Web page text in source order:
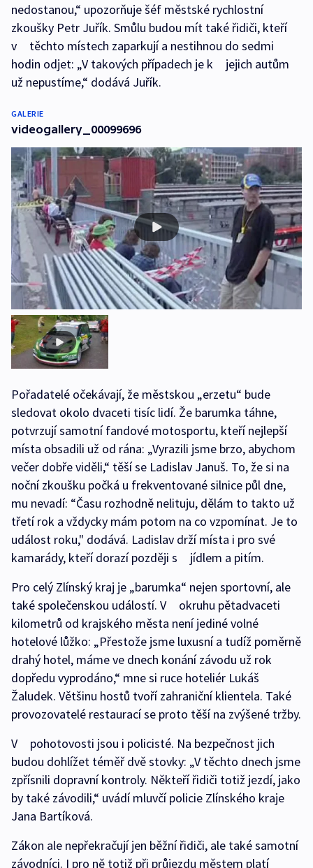
nedostanou,“ upozorňuje šéf městské rychlostní
zkoušky Petr Juřík. Smůlu budou mít také řidiči, kteří
v těchto místech zaparkují a nestihnou do sedmi
hodin odjet: „V takových případech je k jejich autům
už nepustíme,“ dodává Juřík.
GALERIE
videogallery_00099696
Pořadatelé očekávají, že městskou „erzetu“ bude
sledovat okolo dvaceti tisíc lidí. Že barumka táhne,
potvrzují samotní fandové motosportu, kteří nejlepší
místa obsadili už od rána: „Vyrazili jsme brzo, abychom
večer dobře viděli,“ těší se Ladislav Januš. To, že si na
noční zkoušku počká u frekventované silnice půl dne,
mu nevadí: “Času rozhodně nelituju, dělám to takto už
třetí rok a vždycky mám potom na co vzpomínat. Je to
událost roku," dodává. Ladislav drží místa i pro své
kamarády, kteří dorazí později s jídlem a pitím.
Pro celý Zlínský kraj je „barumka“ nejen sportovní, ale
také společenskou událostí. V okruhu pětadvaceti
kilometrů od krajského města není jediné volné
hotelové lůžko: „Přestože jsme luxusní a tudíž poměrně
drahý hotel, máme ve dnech konání závodu už rok
dopředu vyprodáno,“ mne si ruce hoteliér Lukáš
Žaludek. Většinu hostů tvoří zahraniční klientela. Také
provozovatelé restaurací se proto těší na zvýšené tržby.
V pohotovosti jsou i policisté. Na bezpečnost jich
budou dohlížet téměř dvě stovky: „V těchto dnech jsme
zpřísnili dopravní kontroly. Někteří řidiči totiž jezdí, jako
by také závodili,“ uvádí mluvčí policie Zlínského kraje
Jana Bartíková.
Zákon ale nepřekračují jen běžní řidiči, ale také samotní
závodníci. I pro ně totiž při průjezdu městem platí